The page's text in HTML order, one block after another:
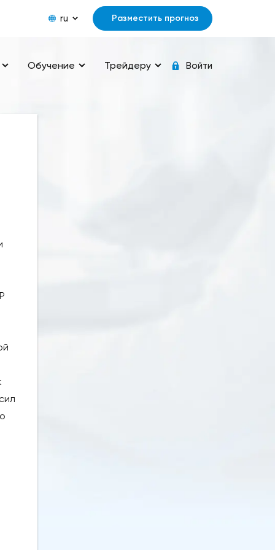
ru Разместить прогноз
Обучение Трейдеру Войти